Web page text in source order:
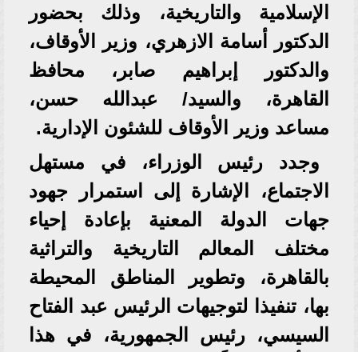
الإسلامية والتاريخية، وذلك بحضور
الدكتور أسامة الازهري، وزير الأوقاف،
والدكتور إبراهيم صابر، محافظ
القاهرة، والسيد/ عبدالله حسن،
مساعد وزير الأوقاف للشئون الإدارية.
وجدد رئيس الوزراء، في مستهل
الاجتماع، الإشارة إلى استمرار جهود
جهات الدولة المعنية بإعادة إحياء
مختلف المعالم التاريخية والتراثية
بالقاهرة، وتطوير المناطق المحيطة
بها، تنفيذا لتوجيهات الرئيس عبد الفتاح
السيسي، رئيس الجمهورية، في هذا